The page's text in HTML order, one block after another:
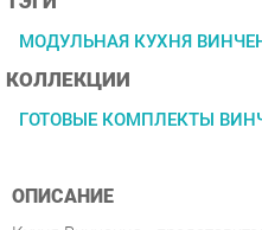
КОЛЛЕКЦИИ
ГОТОВЫЕ КОМПЛЕКТЫ
ОПИСАНИЕ
дня. В основе сдержанный